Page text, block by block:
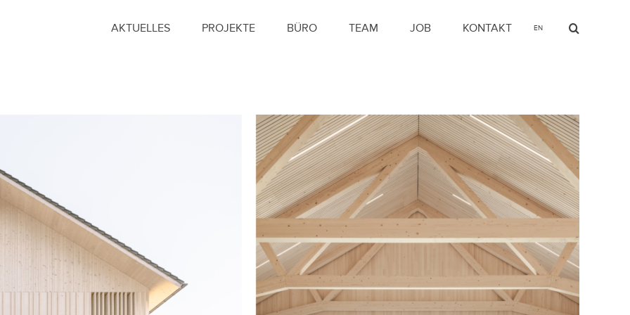
AKTUELLES PROJEKTE BÜRO TEAM JOB KONTAKT EN